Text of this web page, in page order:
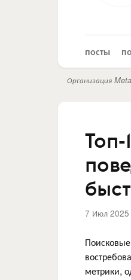
посты
Организация
Топ-
7 Июл 2025
метрики,